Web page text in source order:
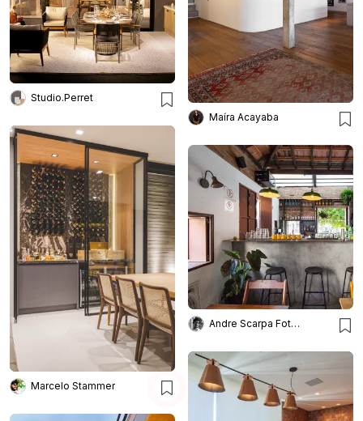
Maíra Acayaba
Studio.Perret
Marcelo Stammer
Andre Scarpa Fotografia